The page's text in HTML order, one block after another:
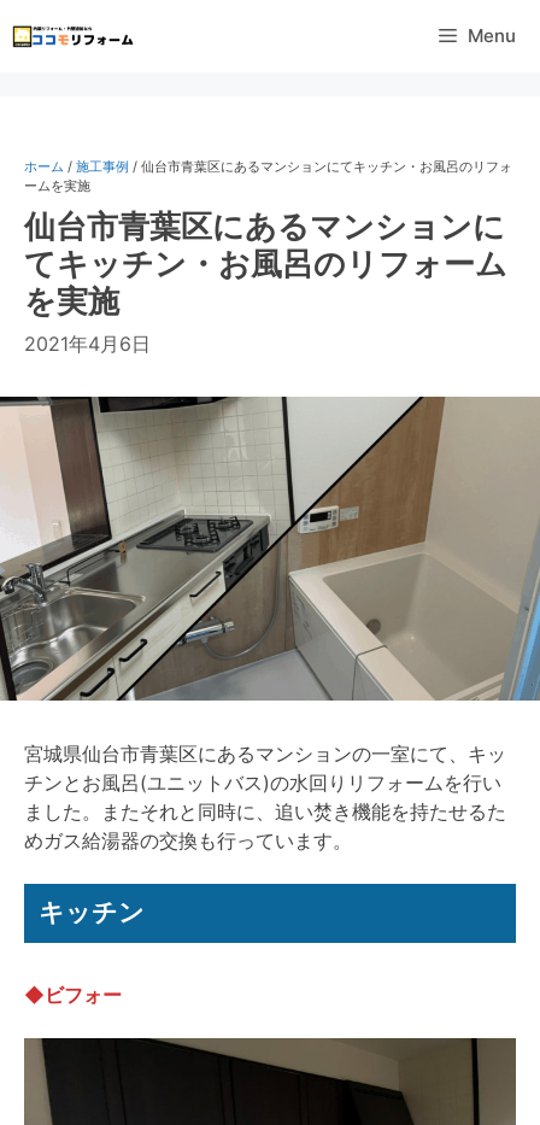
ン
Menu
ホーム / 施工事例 / 仙台市青葉区にあるマンションにてキッチン・お風呂のリフォ
ームを実施
仙台市青葉区にあるマンションに
てキッチン・お風呂のリフォーム
を実施
2021年4月6日
宮城県仙台市青葉区にあるマンションの一室にて、キッ
チンとお風呂(ユニットバス)の水回りリフォームを行い
ました。またそれと同時に、追い焚き機能を持たせるた
めガス給湯器の交換も行っています。
キッチン
◆ビフォー